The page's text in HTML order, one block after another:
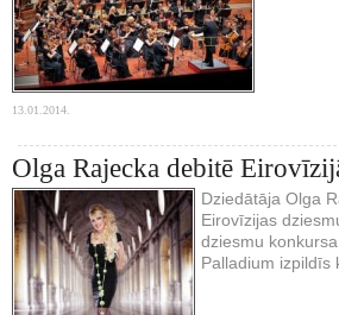
13.01.2014.
Olga Rajecka debitē
Dziedātāja Olga
Eirovīzijas
dziesmu
Palladium izpildīs